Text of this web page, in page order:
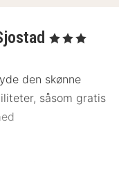
, 3 Stjerner
den skønne
såsom gratis
deli, der